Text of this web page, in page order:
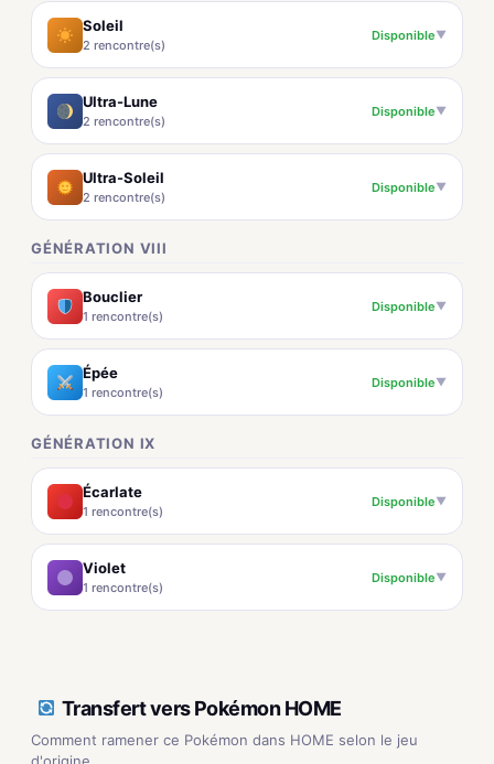
Soleil
2 rencontre(s)
Disponible▼
Ultra-Lune
2 rencontre(s)
Disponible▼
Ultra-Soleil
2 rencontre(s)
Disponible▼
GÉNÉRATION VIII
Bouclier
1 rencontre(s)
Disponible▼
Épée
1 rencontre(s)
Disponible▼
GÉNÉRATION IX
Écarlate
1 rencontre(s)
Disponible▼
Violet
1 rencontre(s)
Disponible▼
Transfert vers Pokémon HOME
Comment ramener ce Pokémon dans HOME selon le jeu